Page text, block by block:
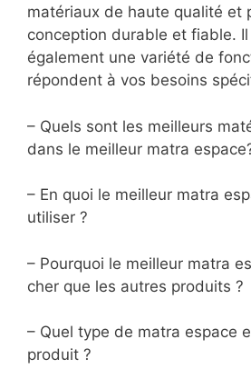
matériaux de haute qualité et
conception durable et fiable.
également une variété de
répondent à vos besoins
– Quels sont les meilleurs
dans le meilleur matra
– En quoi le meilleur matra
utiliser ?
– Pourquoi le meilleur matra
cher que les autres produits ?
– Quel type de matra espace
produit ?